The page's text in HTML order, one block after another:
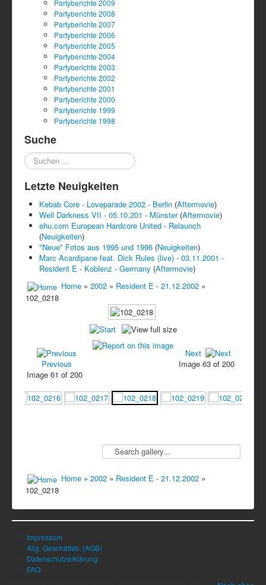
Partyberichte 2009
Partyberichte 2008
Partyberichte 2007
Partyberichte 2006
Partyberichte 2005
Partyberichte 2004
Partyberichte 2003
Partyberichte 2002
Partyberichte 2001
Partyberichte 2000
Partyberichte 1999
Partyberichte 1998
Suche
Suchen
...
Letzte Neuigkeiten
Kebab Core - Loveparade 2002 - Berlin (Aftermovie)
Well Darkness VII - 05.10.201 - Münster (Aftermovie)
ehu.com European Hardcore United - Relaunch
(Neuigkeiten)
"Neue" Fotos aus 1995 und 1996 (Neuigkeiten)
Marc Acardipane feat. Dick Rules (live) - 03.11.2001 -
Resident E - Koblenz - Germany (Aftermovie)
Home » 2002 » Resident E - 21.12.2002 »
102_0218
Previous
Image 61 of 200
Next
Image 63 of 200
Home » 2002 » Resident E - 21.12.2002 »
102_0218
Impressum
Allg. Geschäftsb. (AGB)
Datenschutzerklärung
FAQ